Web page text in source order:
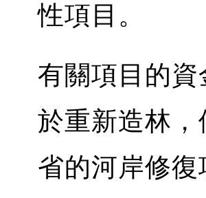
性項目。
有關項目的
於重新造林
省的河岸修